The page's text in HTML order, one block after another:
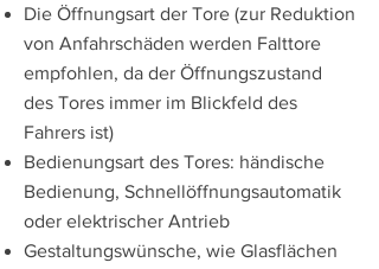
Die Öffnungsart der Tore (zur Reduktion
von Anfahrschäden werden Falttore
empfohlen, da der Öffnungszustand
des Tores immer im Blickfeld des
Fahrers ist)
Bedienungsart des Tores: händische
Bedienung, Schnellöffnungsautomatik
oder elektrischer Antrieb
Gestaltungswünsche, wie Glasflächen